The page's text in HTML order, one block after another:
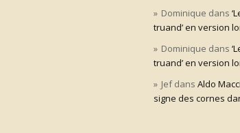
Dominique dans
truand’ en version
Dominique dans
truand’ en version
Jefdans Aldo
signe des cornes